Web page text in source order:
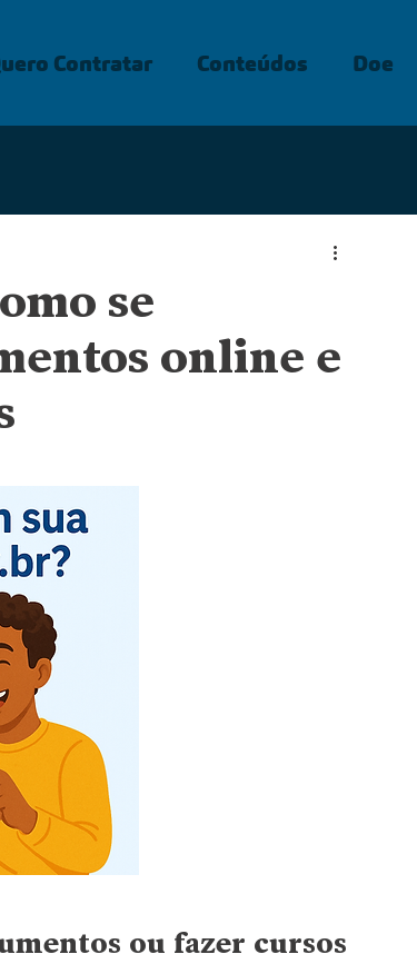
Contratar Conteúdos Doe
se
online e
ou fazer cursos